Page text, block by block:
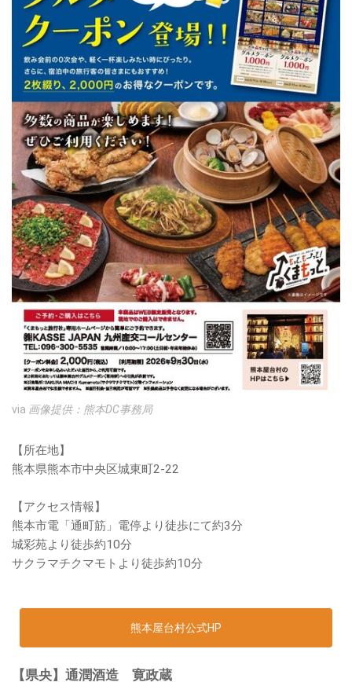
via 画像提供：熊本DC事務局
【所在地】
熊本県熊本市中央区城東町2-22
【アクセス情報】
熊本市電「通町筋」電停より徒歩にて約3分
城彩苑より徒歩約10分
サクラマチクマモトより徒歩約10分
熊本屋台村公式HP
【県央】通潤酒造 寛政蔵